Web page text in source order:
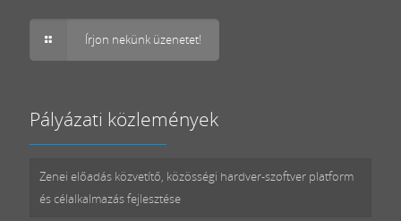
Írjon nekünk üzenetet!
Pályázati közlemények
Zenei előadás közvetítő, közösségi hardver-szoftver platform
és célalkalmazás fejlesztése